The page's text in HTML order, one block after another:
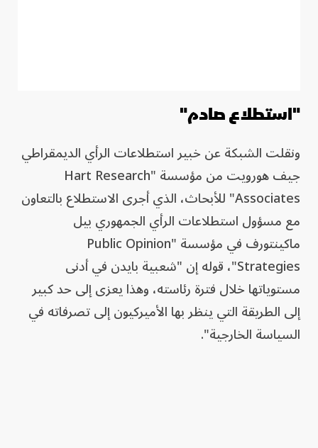
"استطلاع صادم"
ونقلت الشبكة عن خبير استطلاعات الرأي الديمقراطي
جيف هورويت من مؤسسة "Hart Research
Associates" للأبحاث، الذي أجرى الاستطلاع بالتعاون
مع مسؤول استطلاعات الرأي الجمهوري بيل
ماكينتورف في مؤسسة "Public Opinion
Strategies"، قوله إن "شعبية بايدن في أدنى
مستوياتها خلال فترة رئاسته، وهذا يعزى إلى حد كبير
إلى الطريقة التي ينظر بها الأميركيون إلى تصرفاته في
السياسة الخارجية".